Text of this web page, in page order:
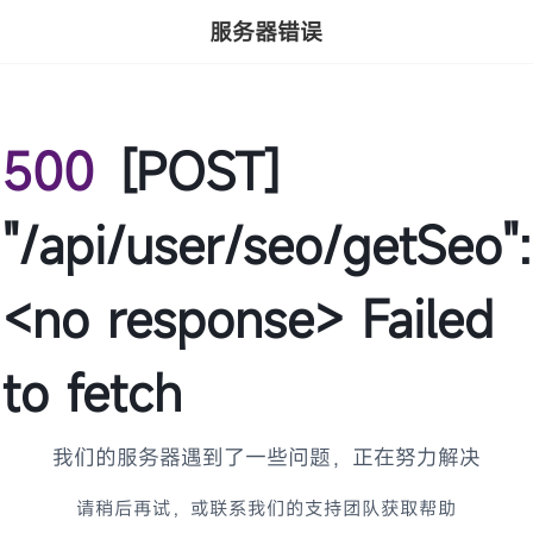
服务器错误
500 [POST]
"/api/user/seo/getSeo":
<no response> Failed
to fetch
我们的服务器遇到了一些问题，正在努力解决
请稍后再试，或联系我们的支持团队获取帮助